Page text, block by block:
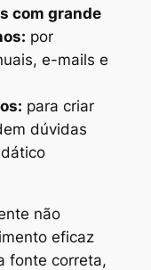
com grande
por
e-mails e
para criar
dúvidas
não
eficaz
fonte correta,